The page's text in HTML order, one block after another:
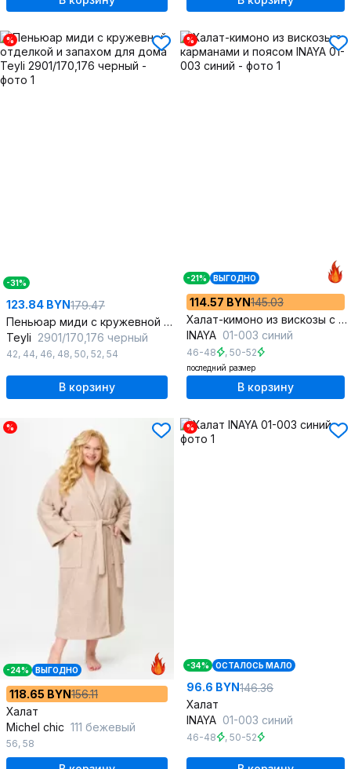
%
-31%
123.84 BYN179.47
Пеньюар миди с кружевной отделкой и запахом для дома
Teyli 2901/170,176 черный
42, 44, 46, 48, 50, 52, 54
В корзину
%
-21% ВЫГОДНО
114.57 BYN145.03
Халат-кимоно из вискозы с карманами и поясом
INAYA 01-003 синий
46-48 , 50-52
последний размер
В корзину
%
-24% ВЫГОДНО
118.65 BYN156.11
Халат
Michel chic 111 бежевый
56, 58
%
-34% ОСТАЛОСЬ МАЛО
96.6 BYN146.36
Халат
INAYA 01-003 синий
46-48 , 50-52